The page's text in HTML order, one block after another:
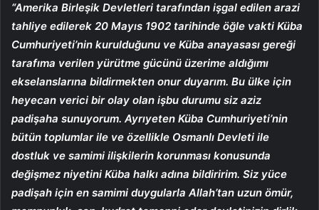
“Amerika Birleşik Devletleri tarafından işgal edilen arazi
tahliye edilerek 20 Mayıs 1902 tarihinde öğle vakti Küba
Cumhuriyeti’nin kurulduğunu ve Küba anayasası gereği
tarafıma verilen yürütme gücünü üzerime aldığımı
ekselanslarına bildirmekten onur duyarım. Bu ülke için
heyecan verici bir olay olan işbu durumu siz aziz
padişaha sunuyorum. Ayrıyeten Küba Cumhuriyeti’nin
bütün toplumlar ile ve özellikle Osmanlı Devleti ile
dostluk ve samimi ilişkilerin korunması konusunda
değişmez niyetini Küba halkı adına bildiririm. Siz yüce
padişah için en samimi duygularla Allah’tan uzun ömür,